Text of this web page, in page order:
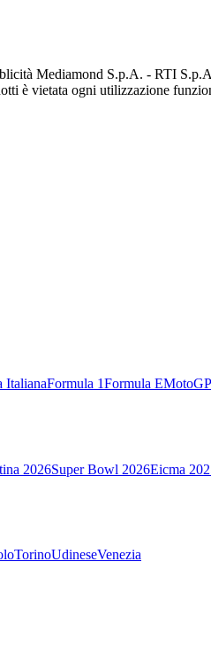
Mediamond S.p.A. - RTI
è vietata ogni utilizzazione
ItalianaFormula 1Formula EMotoGP
2026Super Bowl 2026Eicma
TorinoUdineseVenezia